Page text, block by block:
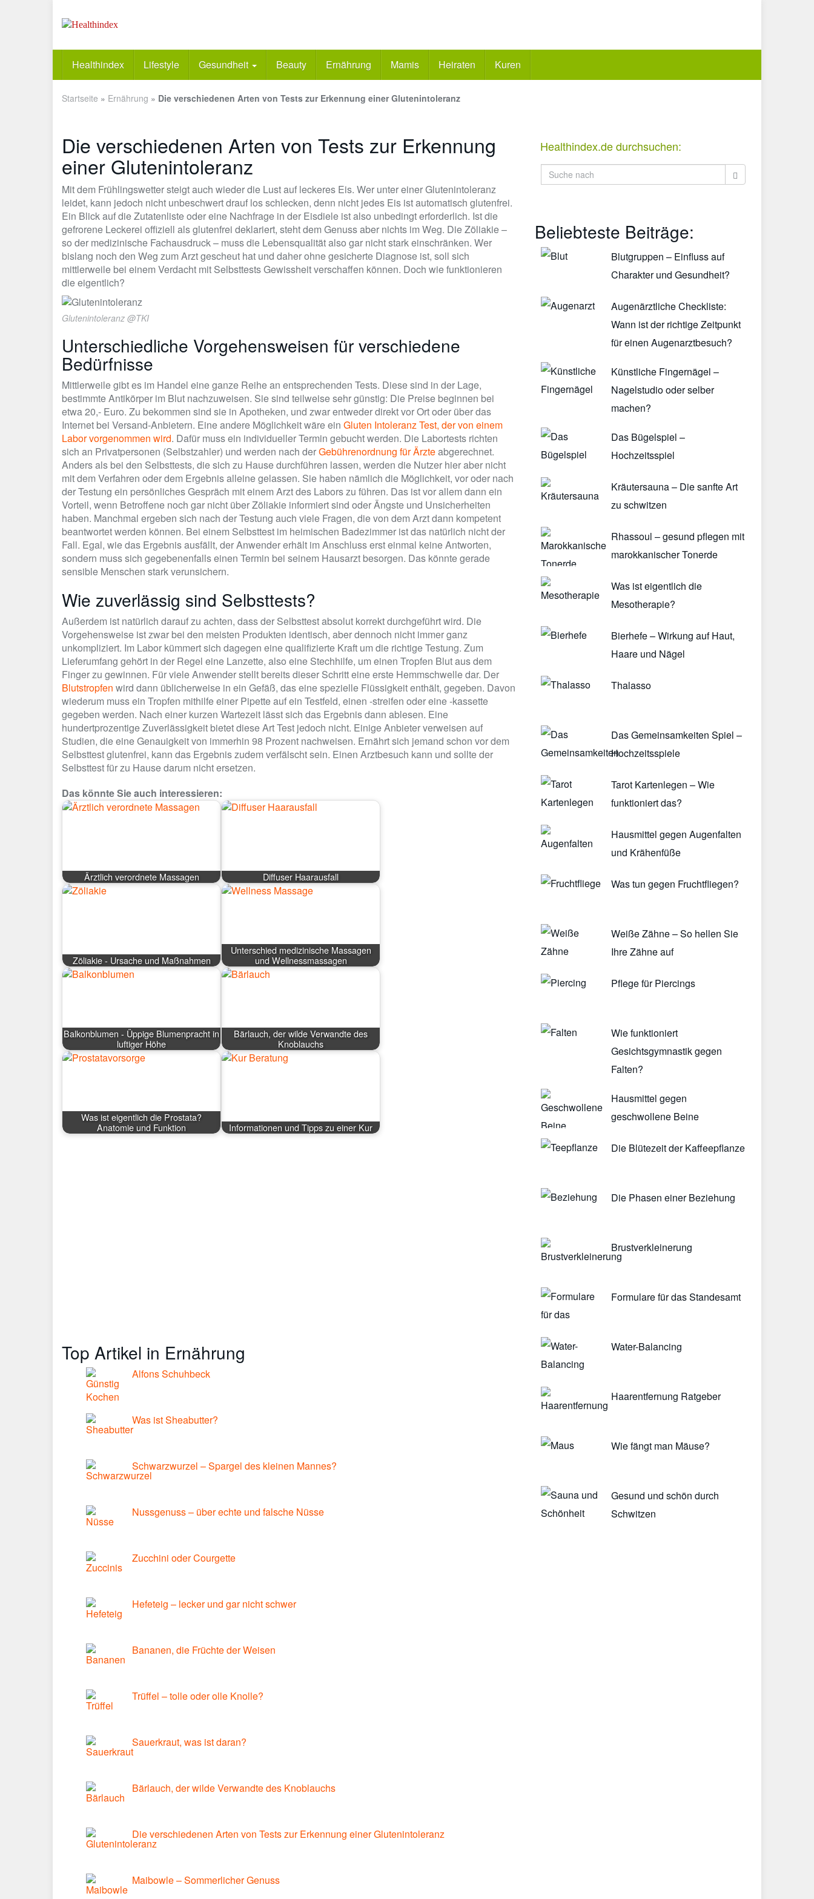
Healthindex
Lifestyle Gesundheit Beauty Ernährung Mamis Heiraten Kuren
Startseite » Ernährung » Die verschiedenen Arten von Tests zur Erkennung einer Glutenintoleranz
Die verschiedenen Arten von Tests zur Erkennung
einer Glutenintoleranz
Mit dem Frühlingswetter steigt auch wieder die Lust auf leckeres Eis. Wer unter einer Glutenintoleranz
leidet, kann jedoch nicht unbeschwert drauf los schlecken, denn nicht jedes Eis ist automatisch glutenfrei.
Ein Blick auf die Zutatenliste oder eine Nachfrage in der Eisdiele ist also unbedingt erforderlich. Ist die
gefrorene Leckerei offiziell als glutenfrei deklariert, steht dem Genuss aber nichts im Weg. Die Zöliakie –
so der medizinische Fachausdruck – muss die Lebensqualität also gar nicht stark einschränken. Wer
bislang noch den Weg zum Arzt gescheut hat und daher ohne gesicherte Diagnose ist, soll sich
mittlerweile bei einem Verdacht mit Selbsttests Gewissheit verschaffen können. Doch wie funktionieren
die eigentlich?
Glutenintoleranz @TKI
Unterschiedliche Vorgehensweisen für verschiedene
Bedürfnisse
Mittlerweile gibt es im Handel eine ganze Reihe an entsprechenden Tests. Diese sind in der Lage,
bestimmte Antikörper im Blut nachzuweisen. Sie sind teilweise sehr günstig: Die Preise beginnen bei
etwa 20,- Euro. Zu bekommen sind sie in Apotheken, und zwar entweder direkt vor Ort oder über das
Internet bei Versand-Anbietern. Eine andere Möglichkeit wäre ein Gluten Intoleranz Test, der von einem
Labor vorgenommen wird. Dafür muss ein individueller Termin gebucht werden. Die Labortests richten
sich an Privatpersonen (Selbstzahler) und werden nach derGebührenordnung für Ärzteabgerechnet.
Anders als bei den Selbsttests, die sich zu Hause durchführen lassen, werden die Nutzer hier aber nicht
mit dem Verfahren oder dem Ergebnis alleine gelassen. Sie haben nämlich die Möglichkeit, vor oder nach
der Testung ein persönliches Gespräch mit einem Arzt des Labors zu führen. Das ist vor allem dann ein
Vorteil, wenn Betroffene noch gar nicht über Zöliakie informiert sind oder Ängste und Unsicherheiten
haben. Manchmal ergeben sich nach der Testung auch viele Fragen, die von dem Arzt dann kompetent
beantwortet werden können. Bei einem Selbsttest im heimischen Badezimmer ist das natürlich nicht der
Fall. Egal, wie das Ergebnis ausfällt, der Anwender erhält im Anschluss erst einmal keine Antworten,
sondern muss sich gegebenenfalls einen Termin bei seinem Hausarzt besorgen. Das könnte gerade
sensible Menschen stark verunsichern.
Wie zuverlässig sind Selbsttests?
Außerdem ist natürlich darauf zu achten, dass der Selbsttest absolut korrekt durchgeführt wird. Die
Vorgehensweise ist zwar bei den meisten Produkten identisch, aber dennoch nicht immer ganz
unkompliziert. Im Labor kümmert sich dagegen eine qualifizierte Kraft um die richtige Testung. Zum
Lieferumfang gehört in der Regel eine Lanzette, also eine Stechhilfe, um einen Tropfen Blut aus dem
Finger zu gewinnen. Für viele Anwender stellt bereits dieser Schritt eine erste Hemmschwelle dar. Der
Blutstropfen wird dann üblicherweise in ein Gefäß, das eine spezielle Flüssigkeit enthält, gegeben. Davon
wiederum muss ein Tropfen mithilfe einer Pipette auf ein Testfeld, einen -streifen oder eine -kassette
gegeben werden. Nach einer kurzen Wartezeit lässt sich das Ergebnis dann ablesen. Eine
hundertprozentige Zuverlässigkeit bietet diese Art Test jedoch nicht. Einige Anbieter verweisen auf
Studien, die eine Genauigkeit von immerhin 98 Prozent nachweisen. Ernährt sich jemand schon vor dem
Selbsttest glutenfrei, kann das Ergebnis zudem verfälscht sein. Einen Arztbesuch kann und sollte der
Selbsttest für zu Hause darum nicht ersetzen.
Das könnte Sie auch interessieren:
Ärztlich verordnete Massagen Diffuser Haarausfall
Zöliakie - Ursache und Maßnahmen
Unterschied medizinische Massagen
und Wellnessmassagen
Balkonblumen - Üppige Blumenpracht in
luftiger Höhe
Bärlauch, der wilde Verwandte des
Knoblauchs
Was ist eigentlich die Prostata?
Anatomie und Funktion
Informationen und Tipps zu einer Kur
Top Artikel in Ernährung
Alfons Schuhbeck
Was ist Sheabutter?
Schwarzwurzel – Spargel des kleinen Mannes?
Nussgenuss – über echte und falsche Nüsse
Zucchini oder Courgette
Hefeteig – lecker und gar nicht schwer
Bananen, die Früchte der Weisen
Trüffel – tolle oder olle Knolle?
Sauerkraut, was ist daran?
Bärlauch, der wilde Verwandte des Knoblauchs
Die verschiedenen Arten von Tests zur Erkennung einer Glutenintoleranz
Maibowle – Sommerlicher Genuss
Healthindex.de durchsuchen:
Beliebteste Beiträge:
Blutgruppen – Einfluss auf
Charakter und Gesundheit?
Augenärztliche Checkliste:
Wann ist der richtige Zeitpunkt
für einen Augenarztbesuch?
Künstliche Fingernägel –
Nagelstudio oder selber
machen?
Das Bügelspiel –
Hochzeitsspiel
Kräutersauna – Die sanfte Art
zu schwitzen
Rhassoul – gesund pflegen mit
marokkanischer Tonerde
Was ist eigentlich die
Mesotherapie?
Bierhefe – Wirkung auf Haut,
Haare und Nägel
Thalasso
Das Gemeinsamkeiten Spiel –
Hochzeitsspiele
Tarot Kartenlegen – Wie
funktioniert das?
Hausmittel gegen Augenfalten
und Krähenfüße
Was tun gegen Fruchtfliegen?
Weiße Zähne – So hellen Sie
Ihre Zähne auf
Pflege für Piercings
Wie funktioniert
Gesichtsgymnastik gegen
Falten?
Hausmittel gegen
geschwollene Beine
Die Blütezeit der Kaffeepflanze
Die Phasen einer Beziehung
Brustverkleinerung
Formulare für das Standesamt
Water-Balancing
Haarentfernung Ratgeber
Wie fängt man Mäuse?
Gesund und schön durch
Schwitzen